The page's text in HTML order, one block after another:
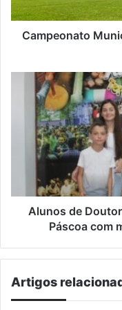
inicia
hoje
Campeonato
Alunos
Doutor
Ricardo
promovem
projeto
Páscoa
com
mensagens
Alunos de
Páscoa com
Artigos